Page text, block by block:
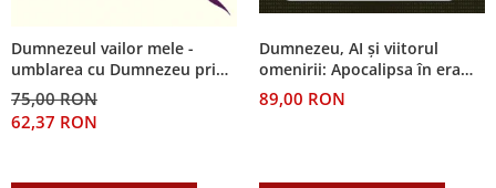
Leadership
Mediu
Sanatate / nutritie
Dumnezeul vailor mele -
umblarea cu Dumnezeu prin
suferință și durere
75,00 RON
62,37 RON
Dumnezeu, AI și viitorul
omenirii: Apocalipsa în era
inteligenței artificiale
89,00 RON